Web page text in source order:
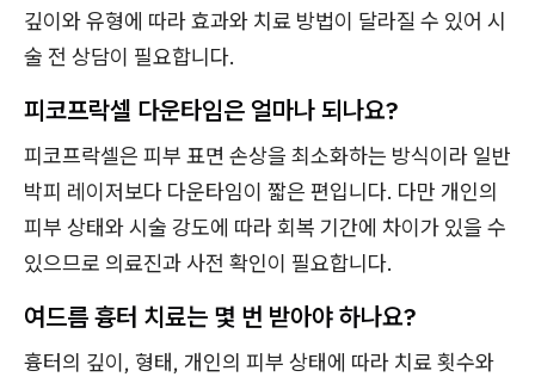
깊이와 유형에 따라 효과와 치료 방법이 달라질 수 있어 시
술 전 상담이 필요합니다.
피코프락셀 다운타임은 얼마나 되나요?
피코프락셀은 피부 표면 손상을 최소화하는 방식이라 일반
박피 레이저보다 다운타임이 짧은 편입니다. 다만 개인의
피부 상태와 시술 강도에 따라 회복 기간에 차이가 있을 수
있으므로 의료진과 사전 확인이 필요합니다.
여드름 흉터 치료는 몇 번 받아야 하나요?
흉터의 깊이, 형태, 개인의 피부 상태에 따라 치료 횟수와